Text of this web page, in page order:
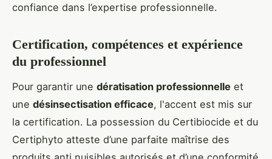
confiance dans l’expertise professionnelle.
Certification, compétences et expérience
du professionnel
Pour garantir une dératisation professionnelle et
une désinsectisation efficace, l'accent est mis sur
la certification. La possession du Certibiocide et du
Certiphyto atteste d’une parfaite maîtrise des